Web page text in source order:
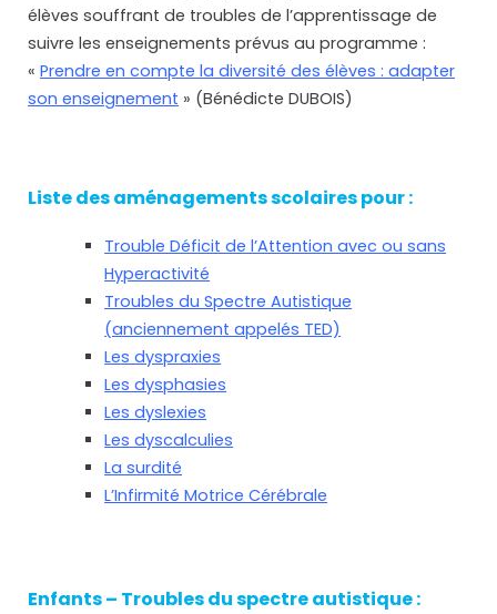
élèves souffrant de troubles de l’apprentissage de
suivre les enseignements prévus au programme :
« Prendre en compte la diversité des élèves : adapter
son enseignement » (Bénédicte DUBOIS)
Liste des aménagements scolaires pour :
Trouble Déficit de l’Attention avec ou sans
Hyperactivité
Troubles du Spectre Autistique
(anciennement appelés TED)
Les dyspraxies
Les dysphasies
Les dyslexies
Les dyscalculies
La surdité
L’Infirmité Motrice Cérébrale
Enfants – Troubles du spectre autistique :